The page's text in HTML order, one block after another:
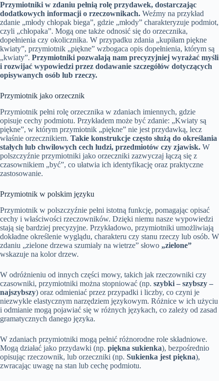
Przymiotniki w zdaniu pełnią rolę przydawek, dostarczając
dodatkowych informacji o rzeczownikach. Weźmy na przykład
zdanie „młody chłopak biega”, gdzie „młody” charakteryzuje podmiot,
czyli „chłopaka”. Mogą one także odnosić się do orzecznika,
dopełnienia czy okolicznika. W przypadku zdania „kupiłam piękne
kwiaty”, przymiotnik „piękne” wzbogaca opis dopełnienia, którym są
„kwiaty”. Przymiotniki pozwalają nam precyzyjniej wyrażać myśli
i rozwijać wypowiedzi przez dodawanie szczegółów dotyczących
opisywanych osób lub rzeczy.
Przymiotnik jako orzecznik
Przymiotnik pełni rolę orzecznika w zdaniach imiennych, gdzie
opisuje cechy podmiotu. Przykładem może być zdanie: „Kwiaty są
piękne”, w którym przymiotnik „piękne” nie jest przydawką, lecz
właśnie orzecznikiem. Takie konstrukcje często służą do określania
stałych lub chwilowych cech ludzi, przedmiotów czy zjawisk. W
polszczyźnie przymiotniki jako orzeczniki zazwyczaj łączą się z
czasownikiem „być”, co ułatwia ich identyfikację oraz praktyczne
zastosowanie.
Przymiotnik w polskim języku
Przymiotnik w polszczyźnie pełni istotną funkcję, pomagając opisać
cechy i właściwości rzeczowników. Dzięki niemu nasze wypowiedzi
stają się bardziej precyzyjne. Przykładowo, przymiotniki umożliwiają
dokładne określenie wyglądu, charakteru czy stanu rzeczy lub osób. W
zdaniu „zielone drzewa szumiały na wietrze” słowo „zielone”
wskazuje na kolor drzew.
W odróżnieniu od innych części mowy, takich jak rzeczowniki czy
czasowniki, przymiotniki można stopniować (np. szybki – szybszy –
najszybszy) oraz odmieniać przez przypadki i liczby, co czyni je
niezwykle elastycznym narzędziem językowym. Różnice w ich użyciu
i odmianie mogą pojawiać się w różnych językach, co zależy od zasad
gramatycznych danego języka.
W zdaniach przymiotniki mogą pełnić różnorodne role składniowe.
Mogą działać jako przydawki (np. piękna sukienka), bezpośrednio
opisując rzeczownik, lub orzeczniki (np. Sukienka jest piękna),
zwracając uwagę na stan lub cechę podmiotu.